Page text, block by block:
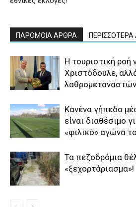
ΠΑΡΟΜΟΙΑ ΑΡΘΡΑ
Η τουριστική ροή
Χριστόδουλε,
λαθρομεταναστών
Κανένα γήπεδο
είναι διαθέσιμο
«φιλικό» αγώνα
Τα πεζοδρόμια
«ξεχορτάριασμα»!